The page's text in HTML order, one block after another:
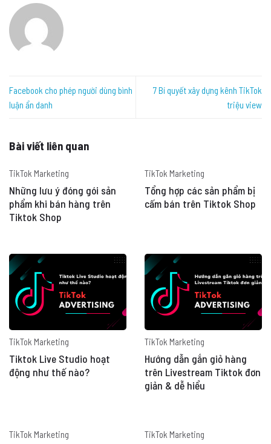
Facebook cho phép người dùng bình
luận ẩn danh
7 Bí quyết xây dựng kênh TikTok
triệu view
Bài viết liên quan
TikTok Marketing
Những lưu ý đóng gói sản
phẩm khi bán hàng trên
Tiktok Shop
TikTok Marketing
Tổng hợp các sản phẩm bị
cấm bán trên Tiktok Shop
TikTok Marketing
Tiktok Live Studio hoạt
động như thế nào?
TikTok Marketing
Hướng dẫn gắn giỏ hàng
trên Livestream Tiktok đơn
giản & dễ hiểu
TikTok Marketing TikTok Marketing